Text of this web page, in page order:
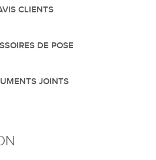
CLIENTS
DE POSE
JOINTS